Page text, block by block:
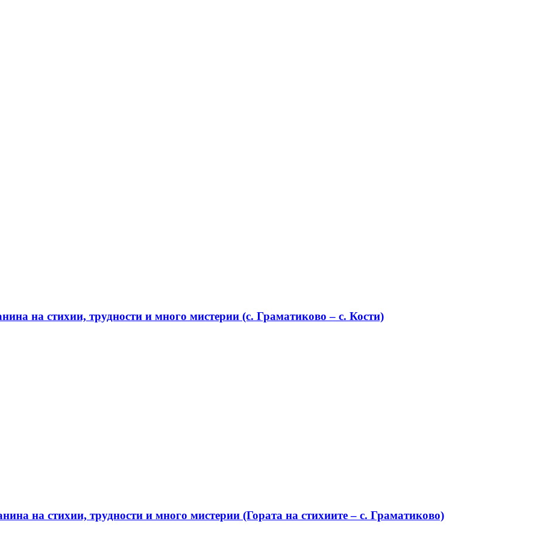
на стихии, трудности и много мистерии (с. Граматиково – с. Кости)
на стихии, трудности и много мистерии (Гората на стихиите – с. Граматиково)